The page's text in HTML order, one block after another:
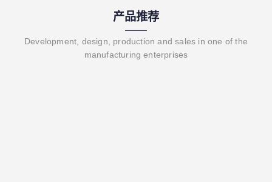
产品推荐
Development, design, production and sales in one of the
manufacturing enterprises